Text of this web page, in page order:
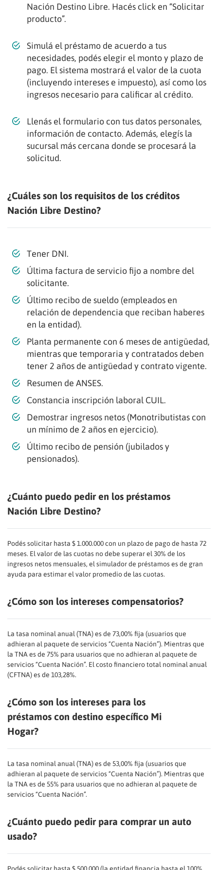
Nación Destino Libre. Hacés click en “Solicitar
producto”.
Simulá el préstamo de acuerdo a tus
necesidades, podés elegir el monto y plazo de
pago. El sistema mostrará el valor de la cuota
(incluyendo intereses e impuesto), así como los
ingresos necesario para calificar al crédito.
Llenás el formulario con tus datos personales,
información de contacto. Además, elegís la
sucursal más cercana donde se procesará la
solicitud.
¿Cuáles son los requisitos de los créditos
Nación Libre Destino?
Tener DNI.
Última factura de servicio fijo a nombre del
solicitante.
Último recibo de sueldo (empleados en
relación de dependencia que reciban haberes
en la entidad).
Planta permanente con 6 meses de antigüedad,
mientras que temporaria y contratados deben
tener 2 años de antigüedad y contrato vigente.
Resumen de ANSES.
Constancia inscripción laboral CUIL.
Demostrar ingresos netos (Monotributistas con
un mínimo de 2 años en ejercicio).
Último recibo de pensión (jubilados y
pensionados).
¿Cuánto puedo pedir en los préstamos
Nación Libre Destino?
Podés solicitar hasta $ 1.000.000 con un plazo de pago de hasta 72
meses. El valor de las cuotas no debe superar el 30% de los
ingresos netos mensuales, el simulador de préstamos es de gran
ayuda para estimar el valor promedio de las cuotas.
¿Cómo son los intereses compensatorios?
La tasa nominal anual (TNA) es de 73,00% fija (usuarios que
adhieran al paquete de servicios “Cuenta Nación”). Mientras que
la TNA es de 75% para usuarios que no adhieran al paquete de
servicios “Cuenta Nación”. El costo financiero total nominal anual
(CFTNA) es de 103,28%.
¿Cómo son los intereses para los
préstamos con destino específico Mi
Hogar?
La tasa nominal anual (TNA) es de 53,00% fija (usuarios que
adhieran al paquete de servicios “Cuenta Nación”). Mientras que
la TNA es de 55% para usuarios que no adhieran al paquete de
servicios “Cuenta Nación”.
¿Cuánto puedo pedir para comprar un auto
usado?
Podés solicitar hasta $ 500.000 (la entidad financia hasta el 100%